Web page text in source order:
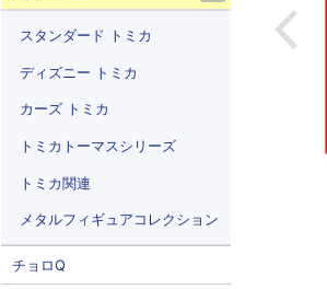
スタンダード トミカ
ディズニー トミカ
カーズ トミカ
トミカトーマスシリーズ
トミカ関連
メタルフィギュアコレクション
チョロQ